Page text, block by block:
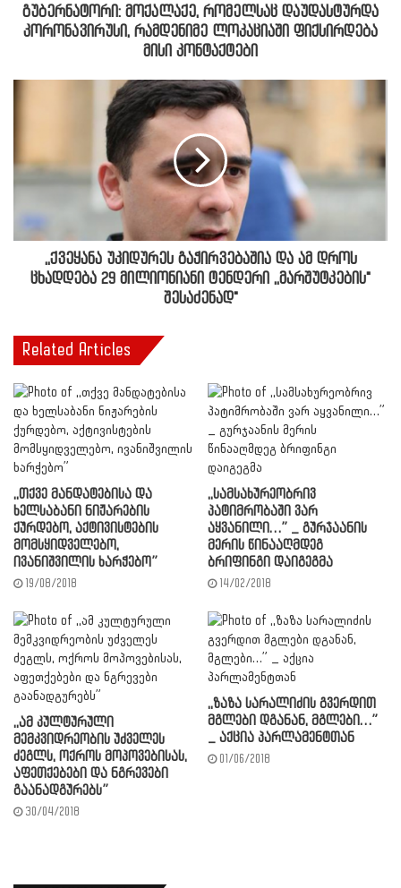
გუბერნატორი: მოქალაქე, რომელსაც დაუდასტურდა
კორონავირუსი, რამდენიმე ლოკაციაში ფიქსირდება
მისი კონტაქტები
,,ქვეყანა უკიდურეს გაჭირვებაშია და ამ დროს
ცხადდება 29 მილიონიანი ტენდერი ,,მარშუტკების"
შესაძენად"
Related Articles
,,თქვე მანდატებისა და
ხელსაბანი ნიჟარების
ქურდებო, აქტივისტების
მომსყიდველებო,
ივანიშვილის ხარჭებო”
19/08/2018
,,სამსახურეობრივ
პატიმრობაში ვარ
აყვანილი…” _ გურჯაანის
მერის წინააღმდეგ
ბრიფინგი დაიგეგმა
14/02/2018
,,ამ კულტურული
მემკვიდრეობის უძველეს
ძეგლს, ოქროს მოპოვებისას,
აფეთქებები და ნგრევები
გაანადგურებს”
30/04/2018
,,ზაზა სარალიძის გვერდით
მგლები დგანან, მგლები…”
_ აქცია პარლამენტთან
01/06/2018